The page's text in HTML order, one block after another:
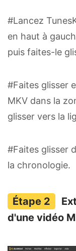
#Lancez
en haut à
puis faites-le
#Faites glisser
MKV dans la
glisser vers la
#Faites glisser
la chronologie.
d'une vidéo